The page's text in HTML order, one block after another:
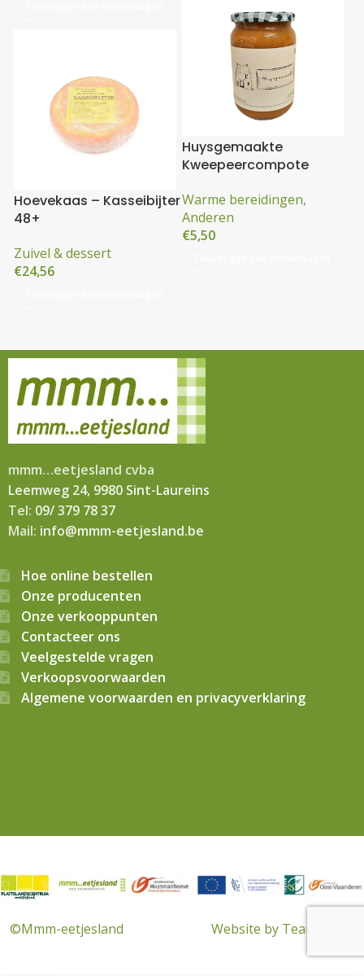
Huysgemaakte
Kweepeercompote
Warme bereidingen,
Anderen
€5,50
Hoevekaas – Kasseibijter
48+
Zuivel & dessert
€24,56
mmm…eetjesland cvba
Leemweg 24, 9980 Sint-Laureins
Tel: 09/ 379 78 37
Mail: info@mmm-eetjesland.be
Hoe online bestellen
Onze producenten
Onze verkooppunten
Contacteer ons
Veelgestelde vragen
Verkoopsvoorwaarden
Algemene voorwaarden en privacyverklaring
©Mmm-eetjesland Website by Team Made